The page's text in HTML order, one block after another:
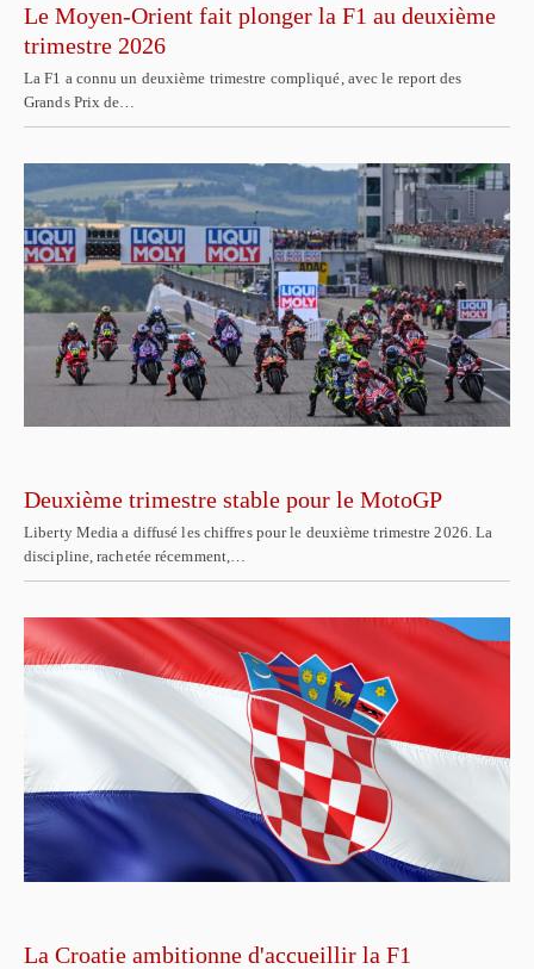
Le Moyen-Orient fait plonger la F1 au deuxième
trimestre 2026
La F1 a connu un deuxième trimestre compliqué, avec le report des
Grands Prix de…
Deuxième trimestre stable pour le MotoGP
Liberty Media a diffusé les chiffres pour le deuxième trimestre 2026. La
discipline, rachetée récemment,…
La Croatie ambitionne d'accueillir la F1